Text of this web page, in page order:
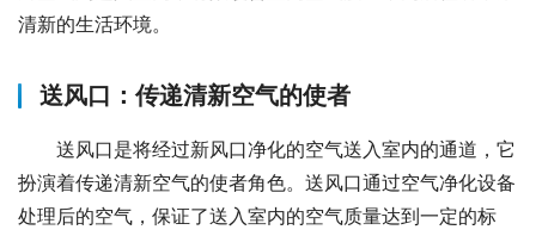
清新的生活环境。
送风口：传递清新空气的使者
送风口是将经过新风口净化的空气送入室内的通道，它
扮演着传递清新空气的使者角色。送风口通过空气净化设备
处理后的空气，保证了送入室内的空气质量达到一定的标